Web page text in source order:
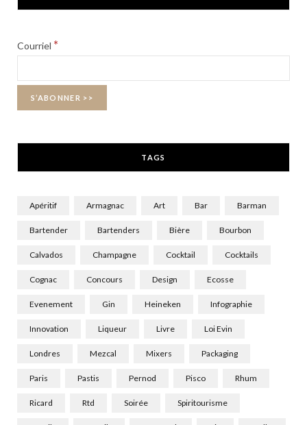
e w t
Courriel *
TAGS
Apéritif Armagnac Art Bar Barman
Bartender Bartenders Bière Bourbon
Calvados Champagne Cocktail Cocktails
Cognac Concours Design Ecosse
Evenement Gin Heineken Infographie
Innovation Liqueur Livre Loi Evin
Londres Mezcal Mixers Packaging
Paris Pastis Pernod Pisco Rhum
Ricard Rtd Soirée Spiritourisme